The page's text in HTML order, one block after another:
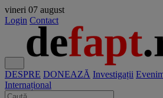
vineri 07 august
Login Contact
DESPRE DONEAZĂ Investigații
Internațional